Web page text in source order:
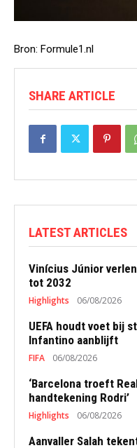
Bron: Formule1.nl
SHARE ARTICLE
LATEST ARTICLES
Vinícius Júnior
tot 2032
Highlights 06/08/2026
UEFA houdt voet bij
Infantino aanblijft
FIFA 06/08/2026
‘Barcelona troeft
handtekening Rodri’
Highlights 06/08/2026
Aanvaller Salah